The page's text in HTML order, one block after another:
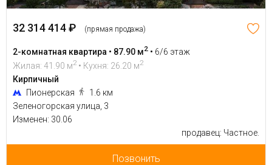
32 314 414 ₽ (прямая продажа)
2-комнатная квартира • 87.90 м2 • 6/6 этаж
Жилая: 41.90 м2 • Кухня: 26.20 м2
Кирпичный
Пионерская
1.6 км
Зеленогорская улица, 3
Изменен: 30.06
продавец: Частное.
Позвонить